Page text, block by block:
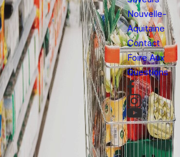
Nouvelle-
Aquitaine
Contact
Foire Aux
Questions